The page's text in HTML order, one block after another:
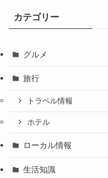
カテゴリー
グルメ
旅行
トラベル情報
ホテル
ローカル情報
生活知識